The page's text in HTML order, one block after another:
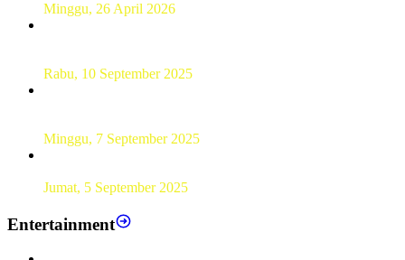
Minggu, 26 April 2026
Rabu, 10 September 2025
Minggu, 7 September 2025
Jumat, 5 September 2025
Entertainment